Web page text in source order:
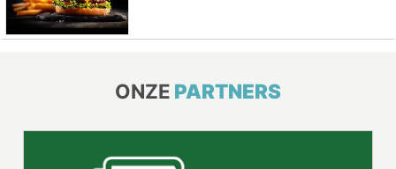
ONZE PARTNERS